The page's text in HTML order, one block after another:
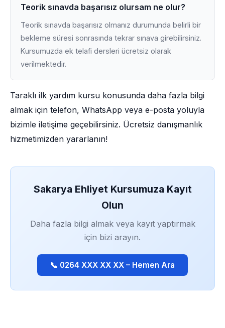
Teorik sınavda başarısız olursam ne olur?
Teorik sınavda başarısız olmanız durumunda belirli bir
bekleme süresi sonrasında tekrar sınava girebilirsiniz.
Kursumuzda ek telafi dersleri ücretsiz olarak
verilmektedir.
Taraklı ilk yardım kursu konusunda daha fazla bilgi
almak için telefon, WhatsApp veya e-posta yoluyla
bizimle iletişime geçebilirsiniz. Ücretsiz danışmanlık
hizmetimizden yararlanın!
Sakarya Ehliyet Kursumuza Kayıt
Olun
Daha fazla bilgi almak veya kayıt yaptırmak
için bizi arayın.
📞 0264 XXX XX XX – Hemen Ara